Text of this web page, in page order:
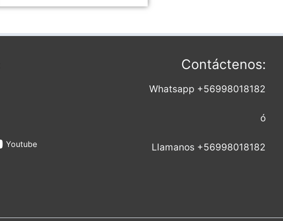
Youtube
Contáctenos:
Whatsapp +56998018182
ó
Llamanos +56998018182